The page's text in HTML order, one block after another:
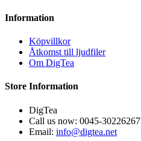
Information
Köpvillkor
Åtkomst till ljudfiler
Om DigTea
Store Information
DigTea
Call us now: 0045-30226267
Email: info@digtea.net